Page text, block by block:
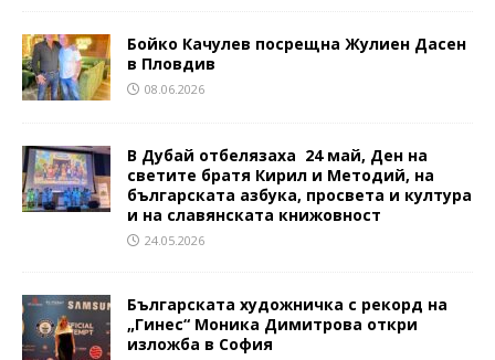
Бойко Качулев посрещна Жулиен Дасен
в Пловдив
08.06.2026
В Дубай отбелязаха 24 май, Ден на
светите братя Кирил и Методий, на
българската азбука, просвета и култура
и на славянската книжовност
24.05.2026
Българската художничка с рекорд на
„Гинес“ Моника Димитрова откри
изложба в София